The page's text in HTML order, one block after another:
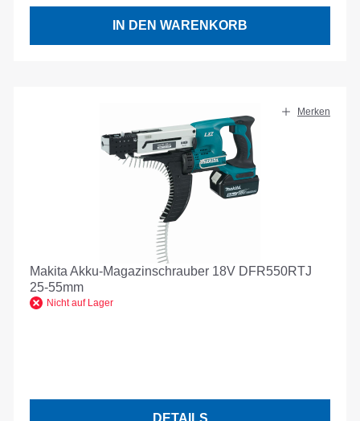
IN DEN WARENKORB
Merken
Makita Akku-Magazinschrauber 18V DFR550RTJ
25-55mm
Nicht auf Lager
DETAILS